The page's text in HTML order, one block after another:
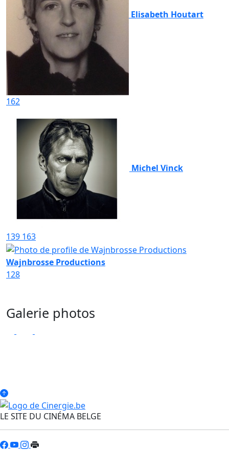
Elisabeth Houtart
162
Michel Vinck
139 163
Wajnbrosse Productions
128
Galerie photos
LE SITE DU CINÉMA BELGE